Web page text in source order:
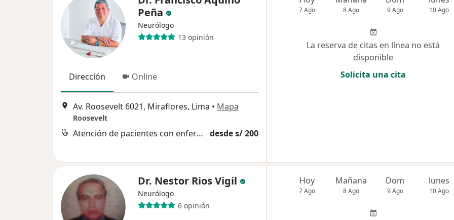
Peña
Neurólogo
13 opinión
Dirección Online
Av. Roosevelt 6021, Miraflores, Lima • Mapa
Roosevelt
Atención de pacientes con enfermedades neurológicas desde s/ 200
7 Ago 8 Ago 9 Ago 10 Ago
La reserva de citas en línea no está
disponible
Solicita una cita
Dr. Nestor Rios Vigil
Neurólogo
6 opinión
Hoy
7 Ago
Mañana
8 Ago
Dom
9 Ago
lunes
10 Ago